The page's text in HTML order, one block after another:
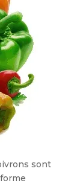
sont